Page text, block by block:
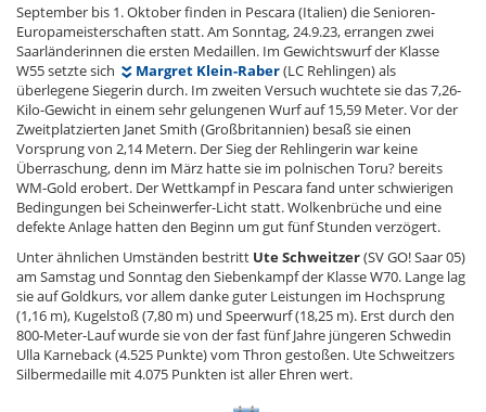
September bis 1. Oktober finden in Pescara (Italien) die Senioren-
Europameisterschaften statt. Am Sonntag, 24.9.23, errangen zwei
Saarländerinnen die ersten Medaillen. Im Gewichtswurf der Klasse
W55 setzte sich
Margret Klein-Raber(LC Rehlingen) als
überlegene Siegerin durch. Im zweiten Versuch wuchtete sie das 7,26-
Kilo-Gewicht in einem sehr gelungenen Wurf auf 15,59 Meter. Vor der
Zweitplatzierten Janet Smith (Großbritannien) besaß sie einen
Vorsprung von 2,14 Metern. Der Sieg der Rehlingerin war keine
Überraschung, denn im März hatte sie im polnischen Toru? bereits
WM-Gold erobert. Der Wettkampf in Pescara fand unter schwierigen
Bedingungen bei Scheinwerfer-Licht statt. Wolkenbrüche und eine
defekte Anlage hatten den Beginn um gut fünf Stunden verzögert.
Unter ähnlichen Umständen bestritt Ute Schweitzer(SV GO! Saar 05)
am Samstag und Sonntag den Siebenkampf der Klasse W70. Lange lag
sie auf Goldkurs, vor allem danke guter Leistungen im Hochsprung
(1,16 m), Kugelstoß (7,80 m) und Speerwurf (18,25 m). Erst durch den
800-Meter-Lauf wurde sie von der fast fünf Jahre jüngeren Schwedin
Ulla Karneback (4.525 Punkte) vom Thron gestoßen. Ute Schweitzers
Silbermedaille mit 4.075 Punkten ist aller Ehren wert.